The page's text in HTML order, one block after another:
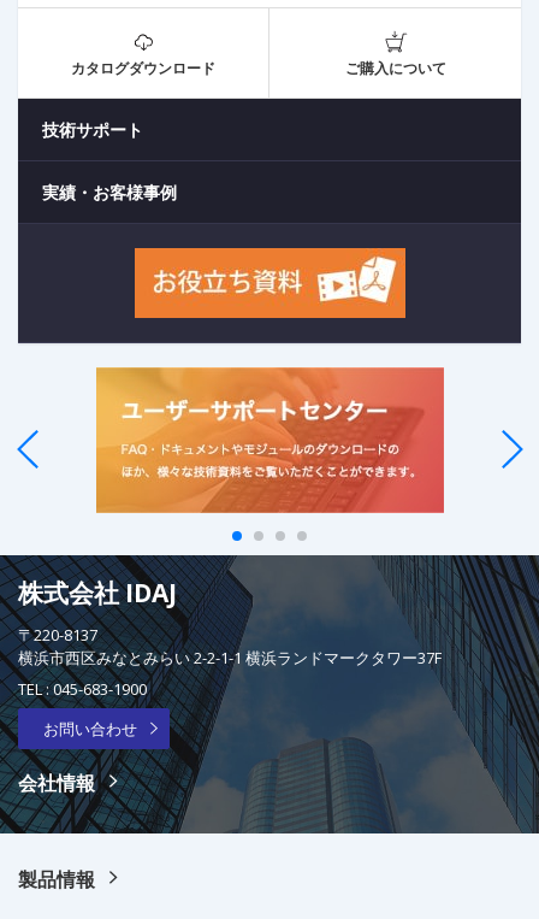
カタログダウンロード ご購入について
技術サポート
実績・お客様事例
株式会社 IDAJ
〒220-8137
横浜市西区みなとみらい 2-2-1-1 横浜ランドマークタワー37F
TEL :045-683-1900
お問い合わせ
会社情報
製品情報